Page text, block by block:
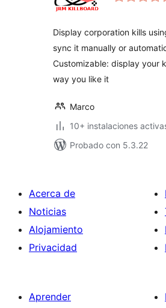
Display corporation kills
sync it manually or
Customizable: display your
way you like it
Marco
10+ instalaciones
Probado con 5.3.22
Acerca de
Noticias
Alojamiento
Privacidad
Aprender